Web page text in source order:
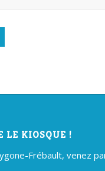
LE KIOSQUE !
Frébault, venez